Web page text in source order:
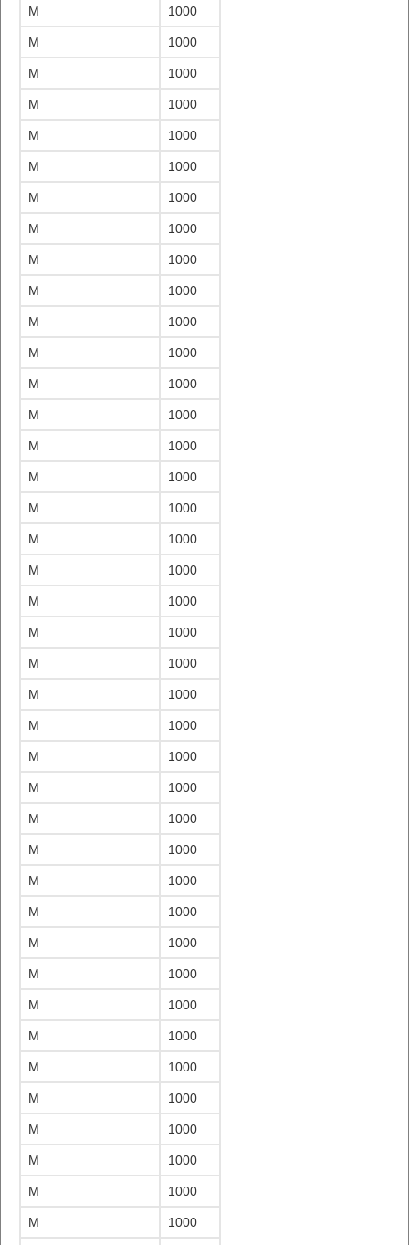
M 1000
M 1000
M 1000
M 1000
M 1000
M 1000
M 1000
M 1000
M 1000
M 1000
M 1000
M 1000
M 1000
M 1000
M 1000
M 1000
M 1000
M 1000
M 1000
M 1000
M 1000
M 1000
M 1000
M 1000
M 1000
M 1000
M 1000
M 1000
M 1000
M 1000
M 1000
M 1000
M 1000
M 1000
M 1000
M 1000
M 1000
M 1000
M 1000
M 1000